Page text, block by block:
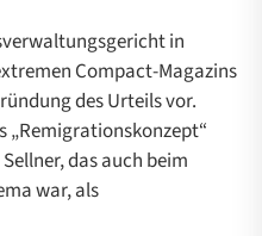
in
Compact-Magazins
des Urteils vor.
„Remigrationskonzept“
das auch beim
war, als